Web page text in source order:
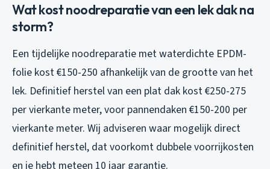
Wat kost noodreparatie van een lek dak na
storm?
Een tijdelijke noodreparatie met waterdichte EPDM-
folie kost €150-250 afhankelijk van de grootte van het
lek. Definitief herstel van een plat dak kost €250-275
per vierkante meter, voor pannendaken €150-200 per
vierkante meter. Wij adviseren waar mogelijk direct
definitief herstel, dat voorkomt dubbele voorrijkosten
en je hebt meteen 10 jaar garantie.